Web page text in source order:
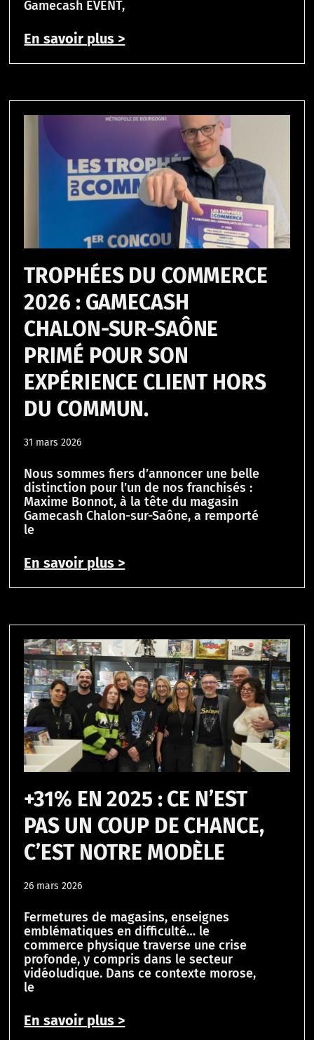
Gamecash EVENT,
En savoir plus >
TROPHÉES DU COMMERCE
2026 : GAMECASH
CHALON-SUR-SAÔNE
PRIMÉ POUR SON
EXPÉRIENCE CLIENT HORS
DU COMMUN.
31 mars 2026
Nous sommes fiers d’annoncer une belle
distinction pour l’un de nos franchisés :
Maxime Bonnot, à la tête du magasin
Gamecash Chalon-sur-Saône, a remporté
le
En savoir plus >
+31% EN 2025 : CE N’EST
PAS UN COUP DE CHANCE,
C’EST NOTRE MODÈLE
26 mars 2026
Fermetures de magasins, enseignes
emblématiques en difficulté… le
commerce physique traverse une crise
profonde, y compris dans le secteur
vidéoludique. Dans ce contexte morose,
le
En savoir plus >